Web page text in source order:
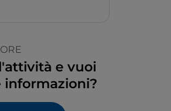
e vuoi
informazioni?